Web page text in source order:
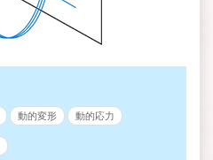
動的変形 動的応力